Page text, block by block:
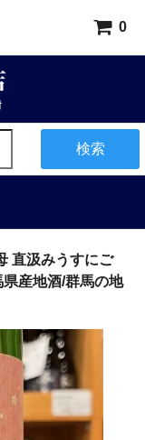
0
検索
直汲みうすにご
産地酒/群馬の地